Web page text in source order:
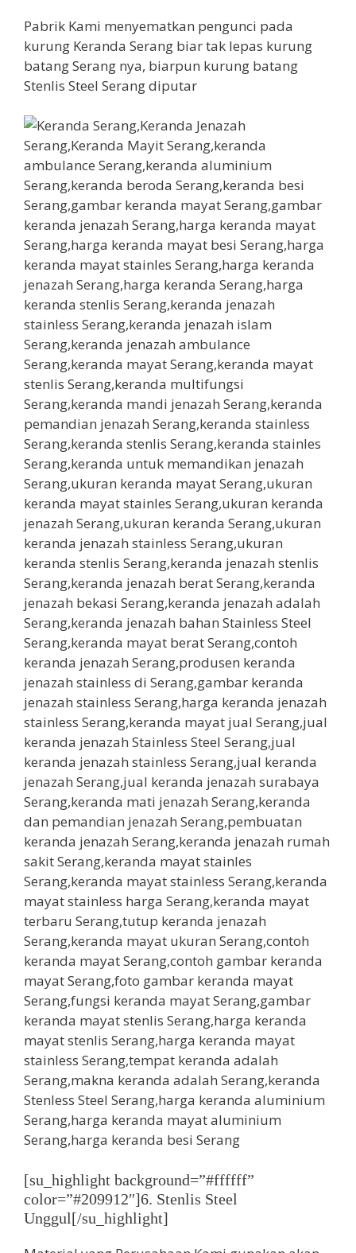
Pabrik Kami menyematkan pengunci pada
kurung Keranda Serang biar tak lepas kurung
batang Serang nya, biarpun kurung batang
Stenlis Steel Serang diputar
[su_highlight background=”#ffffff”
color=”#209912″]6. Stenlis Steel
Unggul[/su_highlight]